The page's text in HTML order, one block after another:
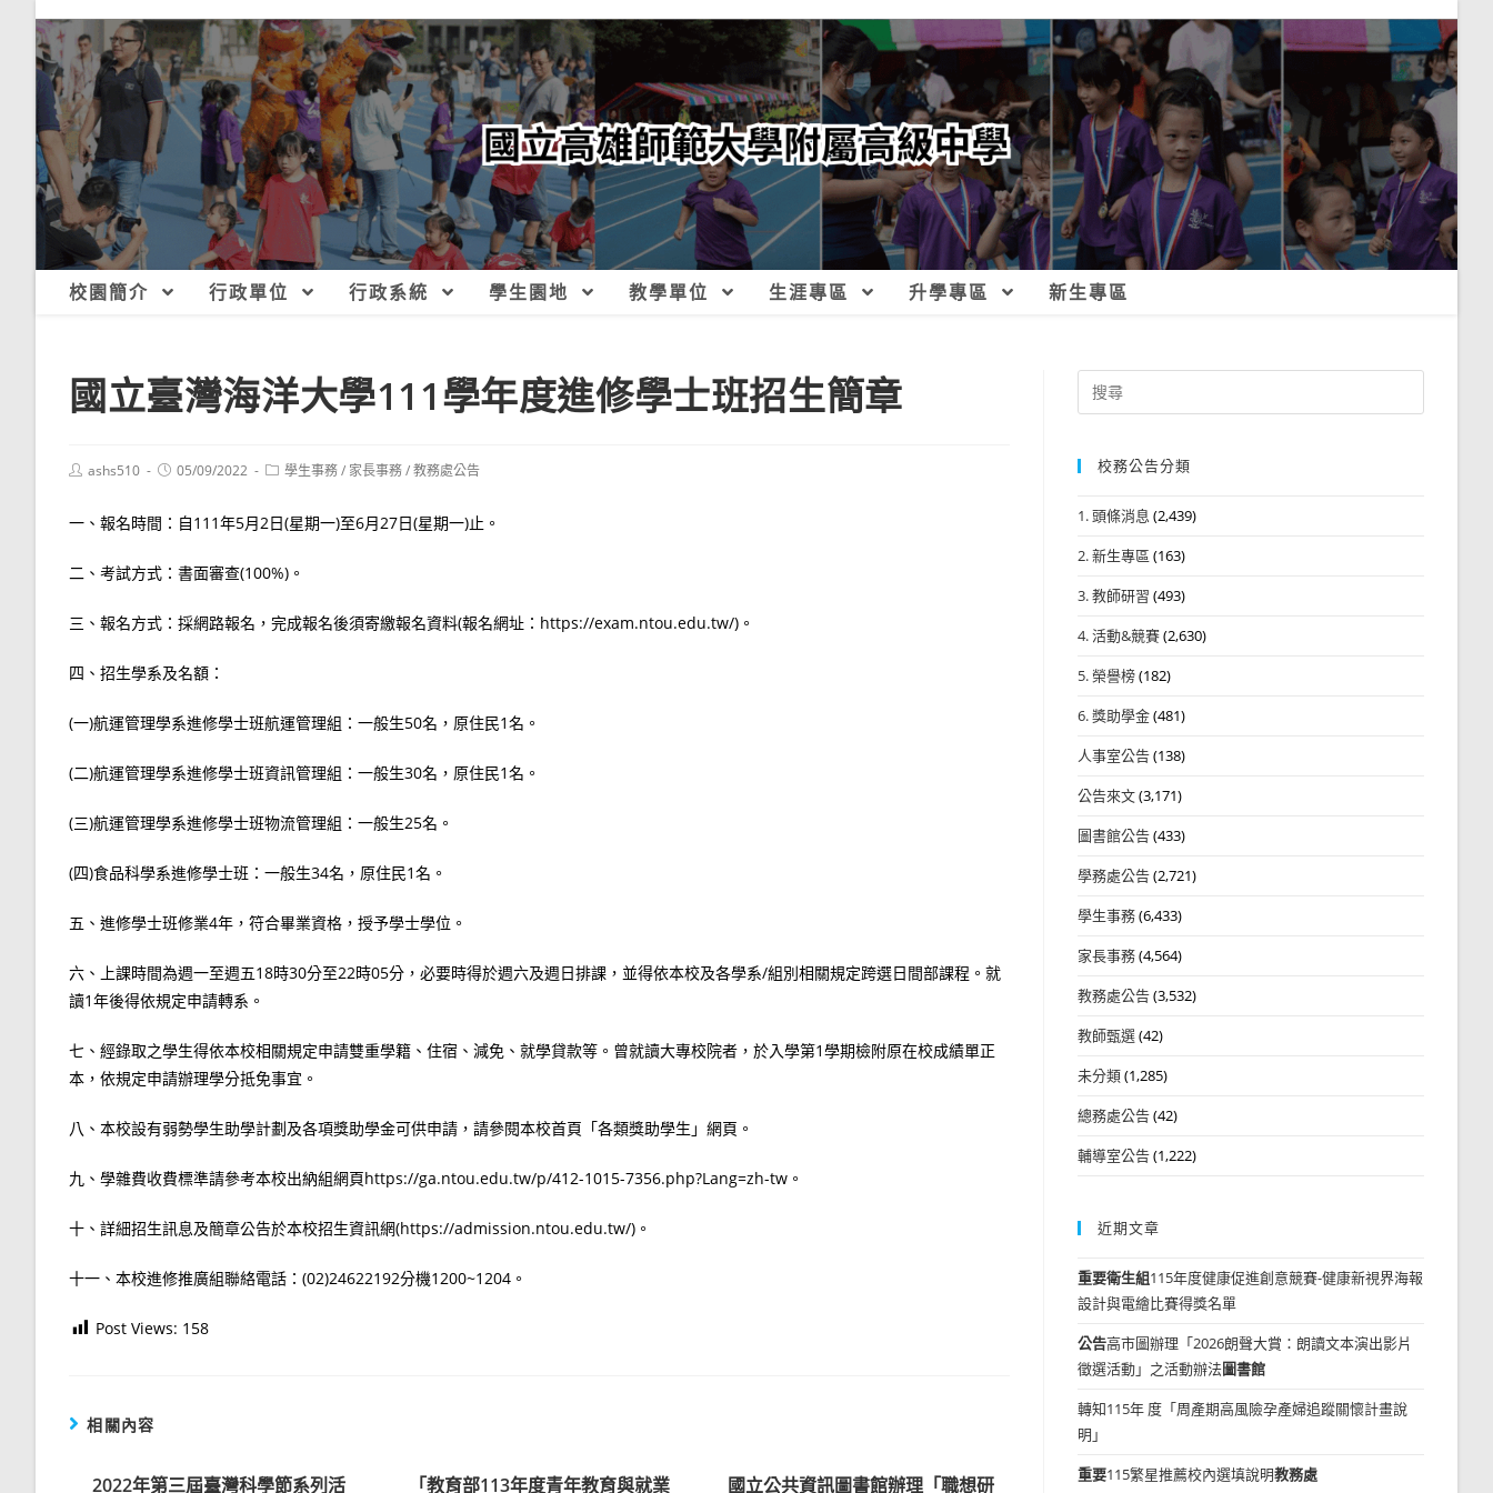
校園簡介 行政單位 行政系統 學生園地 教學單位 生涯專區 升學專區 新生專區
國立臺灣海洋大學111學年度進修學士班招生簡章
Postashs510
Post05/09/2022
Post學生事務/ 家長事務/教務處公告
一、報名時間：自111年5月2日(星期一)至6月27日(星期一)止。
二、考試方式：書面審查(100%)。
三、報名方式：採網路報名，完成報名後須寄繳報名資料(報名網址：https://exam.ntou.edu.tw/)。
四、招生學系及名額：
(一)航運管理學系進修學士班航運管理組：一般生50名，原住民1名。
(二)航運管理學系進修學士班資訊管理組：一般生30名，原住民1名。
(三)航運管理學系進修學士班物流管理組：一般生25名。
(四)食品科學系進修學士班：一般生34名，原住民1名。
五、進修學士班修業4年，符合畢業資格，授予學士學位。
六、上課時間為週一至週五18時30分至22時05分，必要時得於週六及週日排課，並得依本校及各學系/組別相關規定跨選日間部課程。就
讀1年後得依規定申請轉系。
七、經錄取之學生得依本校相關規定申請雙重學籍、住宿、減免、就學貸款等。曾就讀大專校院者，於入學第1學期檢附原在校成績單正
本，依規定申請辦理學分抵免事宜。
八、本校設有弱勢學生助學計劃及各項獎助學金可供申請，請參閱本校首頁「各類獎助學生」網頁。
九、學雜費收費標準請參考本校出納組網頁https://ga.ntou.edu.tw/p/412-1015-7356.php?Lang=zh-tw。
十、詳細招生訊息及簡章公告於本校招生資訊網(https://admission.ntou.edu.tw/)。
十一、本校進修推廣組聯絡電話：(02)24622192分機1200~1204。
Post Views: 158
相關內容
2022年第三屆臺灣科學節系列活 「教育部113年度青年教育與就業 國立公共資訊圖書館辦理「職想研
Search
for:
校務公告分類
1. 頭條消息 (2,439)
2. 新生專區 (163)
3. 教師研習 (493)
4. 活動&競賽(2,630)
5. 榮譽榜(182)
6. 獎助學金(481)
人事室公告(138)
公告來文(3,171)
圖書館公告(433)
學務處公告(2,721)
學生事務(6,433)
家長事務(4,564)
教務處公告(3,532)
教師甄選(42)
未分類(1,285)
總務處公告(42)
輔導室公告(1,222)
近期文章
重要衛生組115年度健康促進創意競賽-健康新視界海報
設計與電繪比賽得獎名單
公告高市圖辦理「2026朗聲大賞：朗讀文本演出影片
徵選活動」之活動辦法圖書館
轉知115年 度「周產期高風險孕產婦追蹤關懷計畫說
明」
重要115繁星推薦校內選填說明教務處